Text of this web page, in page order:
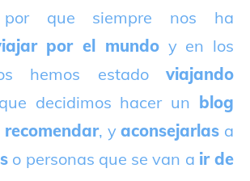
que siempre nos ha
por el mundoy en los
hemos estado viajando
decidimos hacer un blog
recomendar, yaconsejarlas a
o personas que se van a ir de